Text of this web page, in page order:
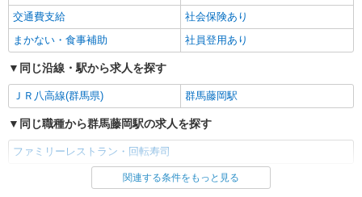
交通費支給
社会保険あり
まかない・食事補助
社員登用あり
同じ沿線・駅から求人を探す
ＪＲ八高線(群馬県) 群馬藤岡駅
同じ職種から群馬藤岡駅の求人を探す
ファミリーレストラン・回転寿司
同じ雇用形態から群馬藤岡駅の求人を探す
関連する条件をもっと見る